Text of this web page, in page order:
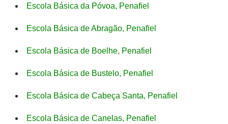
Escola Básica da Póvoa, Penafiel
Escola Básica de Abragão, Penafiel
Escola Básica de Boelhe, Penafiel
Escola Básica de Bustelo, Penafiel
Escola Básica de Cabeça Santa, Penafiel
Escola Básica de Canelas, Penafiel